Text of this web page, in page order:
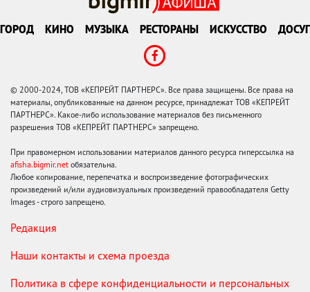
ГОРОД КИНО МУЗЫКА РЕСТОРАНЫ ИСКУССТВО ДОСУГ
© 2000-2024, ТОВ «КЕПРЕЙТ ПАРТНЕРС». Все права защищены. Все права на
материалы, опубликованные на данном ресурсе, принадлежат ТОВ «КЕПРЕЙТ
ПАРТНЕРС». Какое-либо использование материалов без письменного
разрешения ТОВ «КЕПРЕЙТ ПАРТНЕРС» запрещено.
При правомерном использовании материалов данного ресурса гиперссылка на
afisha.bigmir.net обязательна.
Любое копирование, перепечатка и воспроизведение фотографических
произведений и/или аудиовизуальных произведений правообладателя Getty
Images - строго запрещено.
Редакция
Наши контакты и схема проезда
Политика в сфере конфиденциальности и персональных